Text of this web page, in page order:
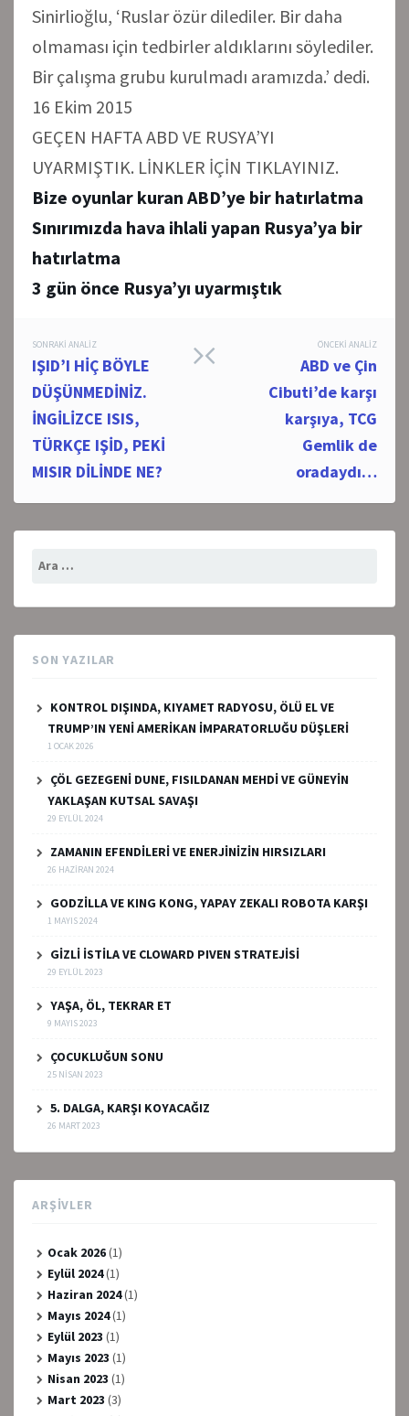
Sinirlioğlu, ‘Ruslar özür dilediler. Bir daha
olmaması için tedbirler aldıklarını söylediler.
Bir çalışma grubu kurulmadı aramızda.’ dedi.
16 Ekim 2015
GEÇEN HAFTA ABD VE RUSYA’YI
UYARMIŞTIK. LİNKLER İÇİN TIKLAYINIZ.
Bize oyunlar kuran ABD’ye bir hatırlatma
Sınırımızda hava ihlali yapan Rusya’ya bir
hatırlatma
3 gün önce Rusya’yı uyarmıştık
Post
navigation
ÖNCEKI ANALIZ
ABD ve Çin
Cibuti’de karşı
karşıya, TCG
Gemlik de
oradaydı…
SONRAKI ANALIZ
IŞID’I HİÇ BÖYLE
DÜŞÜNMEDİNİZ.
İNGİLİZCE ISIS,
TÜRKÇE IŞİD, PEKİ
MISIR DİLİNDE NE?
SON YAZILAR
KONTROL DIŞINDA, KIYAMET RADYOSU, ÖLÜ EL VE
TRUMP’IN YENİ AMERİKAN İMPARATORLUĞU DÜŞLERİ
1 OCAK 2026
ÇÖL GEZEGENİ DUNE, FISILDANAN MEHDİ VE GÜNEYİN
YAKLAŞAN KUTSAL SAVAŞI
29 EYLÜL 2024
ZAMANIN EFENDİLERİ VE ENERJİNİZİN HIRSIZLARI
26 HAZIRAN 2024
GODZİLLA VE KING KONG, YAPAY ZEKALI ROBOTA KARŞI
1 MAYIS 2024
GİZLİ İSTİLA VE CLOWARD PIVEN STRATEJİSİ
29 EYLÜL 2023
YAŞA, ÖL, TEKRAR ET
9 MAYIS 2023
ÇOCUKLUĞUN SONU
25 NISAN 2023
5. DALGA, KARŞI KOYACAĞIZ
26 MART 2023
ARŞIVLER
Ocak 2026(1)
Eylül 2024(1)
Haziran 2024(1)
Mayıs 2024(1)
Eylül 2023 (1)
Mayıs 2023 (1)
Nisan 2023 (1)
Mart 2023 (3)